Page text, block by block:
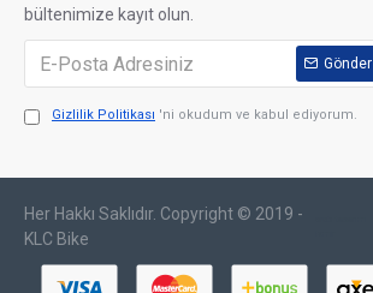
bültenimize kayıt olun.
Gönder
Gizlilik Politikası 'ni okudum ve kabul ediyorum.
Her Hakkı Saklıdır. Copyright © 2019 -
KLC Bike